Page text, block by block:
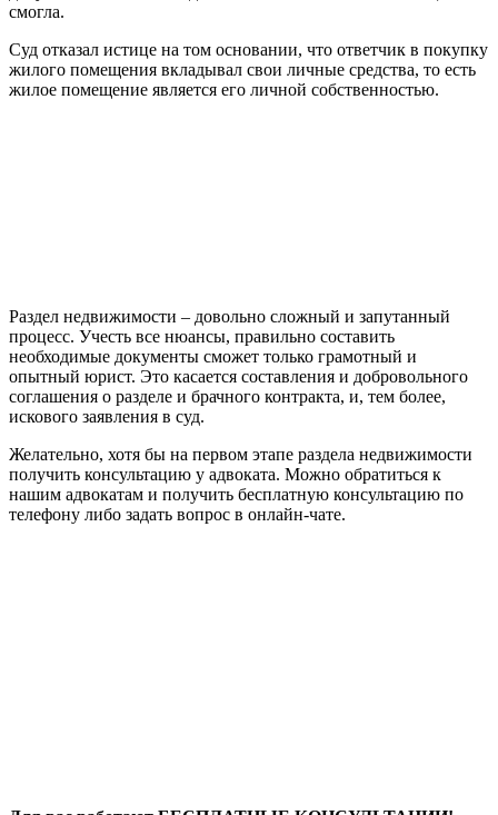
смогла.
Суд отказал истице на том основании, что ответчик в покупку
жилого помещения вкладывал свои личные средства, то есть
жилое помещение является его личной собственностью.
Раздел недвижимости – довольно сложный и запутанный
процесс. Учесть все нюансы, правильно составить
необходимые документы сможет только грамотный и
опытный юрист. Это касается составления и добровольного
соглашения о разделе и брачного контракта, и, тем более,
искового заявления в суд.
Желательно, хотя бы на первом этапе раздела недвижимости
получить консультацию у адвоката. Можно обратиться к
нашим адвокатам и получить бесплатную консультацию по
телефону либо задать вопрос в онлайн-чате.